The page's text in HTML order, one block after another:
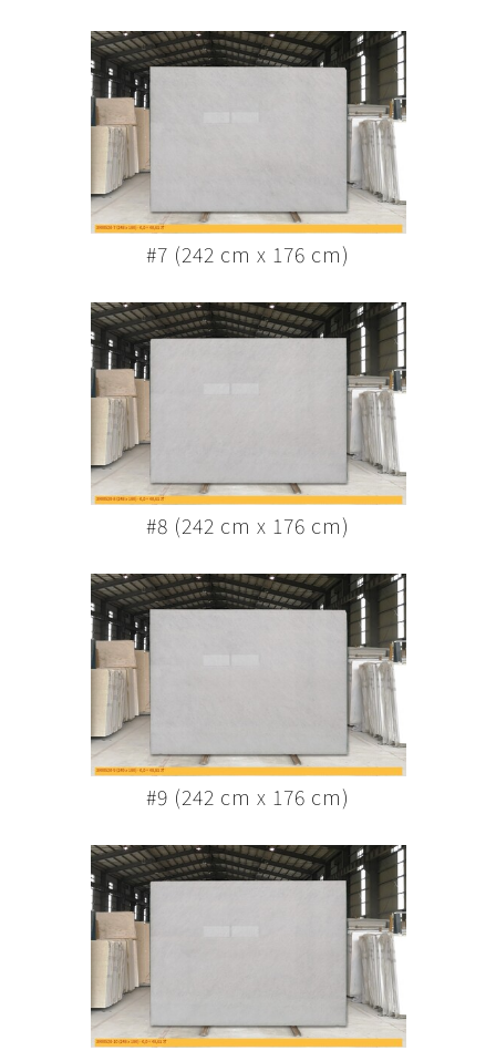
#7 (242 cm x 176 cm)
#8 (242 cm x 176 cm)
#9 (242 cm x 176 cm)